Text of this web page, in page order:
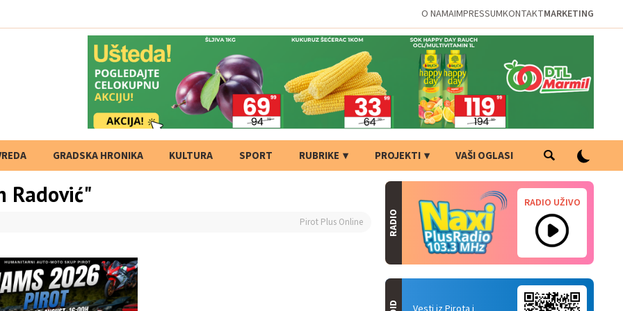
pet klubova iz naš O NAMAIMPRESSUMKONTAKTMARKETING
GRADSKA HRONIKA KULTURA SPORT RUBRIKE PROJEKTI VAŠI OGLASI
Radović"
Pirot Plus Online RADIO
RADIO UŽIVO